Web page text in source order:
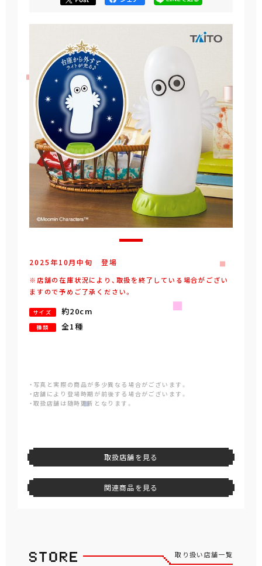
2025年10月中旬 登場
※店舗の在庫状況により、取扱を終了している場合がござい
ますので予めご了承ください。
サイズ 約20cm
種類 全1種
・写真と実際の商品が多少異なる場合がございます。
・店舗により登場時期が前後する場合がございます。
・取扱店舗は随時更新となります。
取扱店舗を見る
関連商品を見る
取り扱い店舗一覧